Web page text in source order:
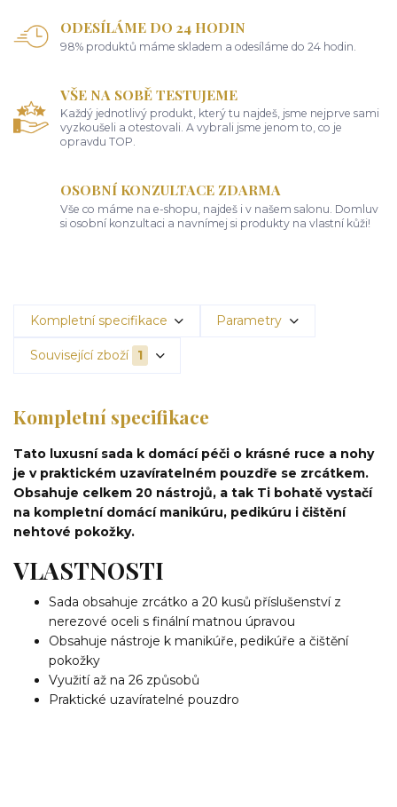
ODESÍLÁME DO 24 HODIN
98% produktů máme skladem a odesíláme do 24 hodin.
VŠE NA SOBĚ TESTUJEME
Každý jednotlivý produkt, který tu najdeš, jsme nejprve sami
vyzkoušeli a otestovali. A vybrali jsme jenom to, co je
opravdu TOP.
OSOBNÍ KONZULTACE ZDARMA
Vše co máme na e-shopu, najdeš i v našem salonu. Domluv
si osobní konzultaci a navnímej si produkty na vlastní kůži!
Kompletní specifikace Parametry
Související zboží 1
Kompletní specifikace
Tato luxusní sada k domácí péči o krásné ruce a nohy
je v praktickém uzavíratelném pouzdře se zrcátkem.
Obsahuje celkem 20 nástrojů, a tak Ti bohatě vystačí
na kompletní domácí manikúru, pedikúru i čištění
nehtové pokožky.
VLASTNOSTI
Sada obsahuje zrcátko a 20 kusů příslušenství z
nerezové oceli s finální matnou úpravou
Obsahuje nástroje k manikúře, pedikúře a čištění
pokožky
Využití až na 26 způsobů
Praktické uzavíratelné pouzdro